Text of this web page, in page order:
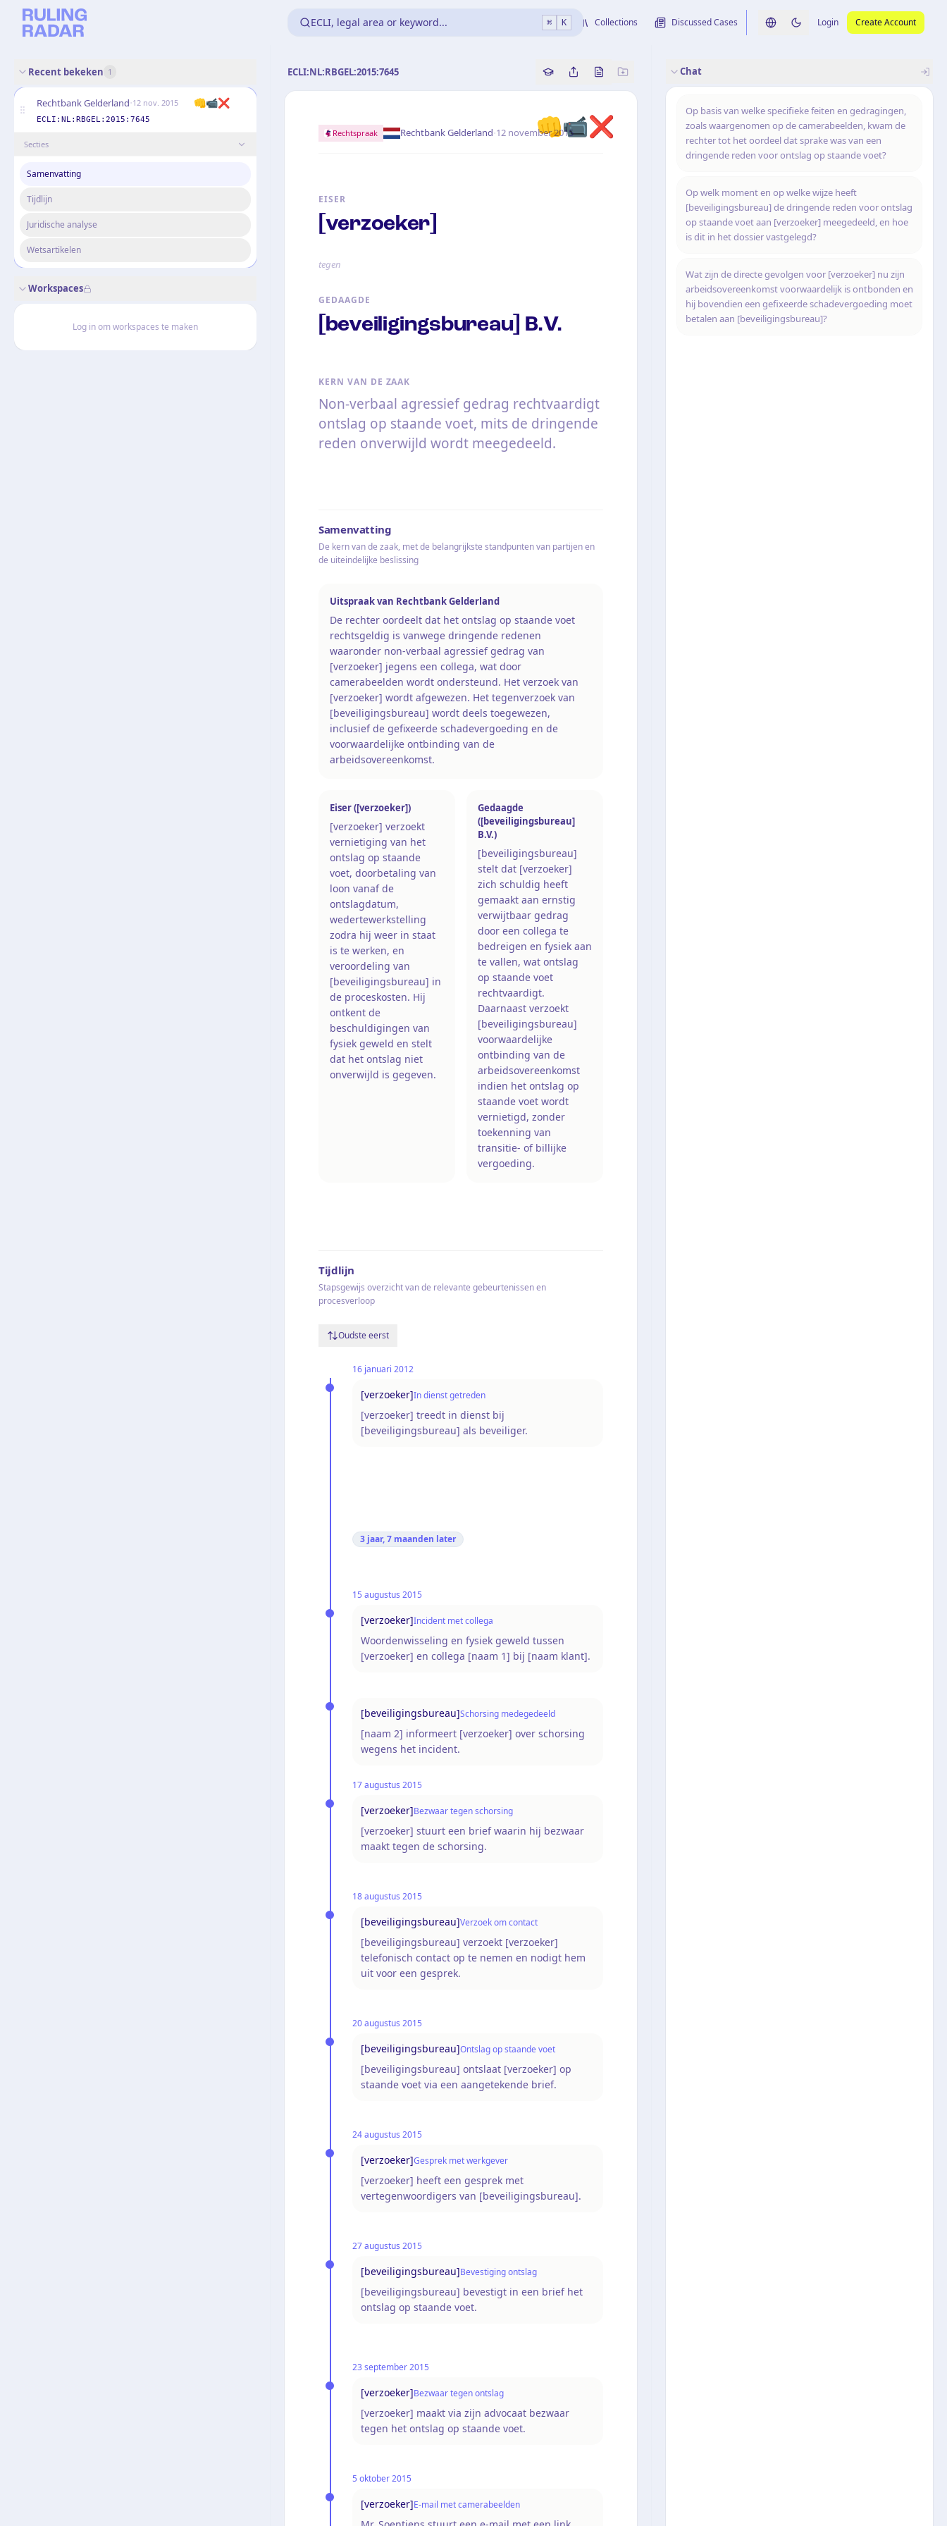
ECLI, legal area or keyword... ⌘ K Collections Discussed Cases Switch language
Switch to dark theme
Login Create Account
Recent bekeken 1
Rechtbank Gelderland·12 nov. 2015 👊📹❌
ECLI:NL:RBGEL:2015:7645
Secties
Samenvatting
Tijdlijn
Juridische analyse
Wetsartikelen
Workspaces
Log in om workspaces te maken
ECLI:NL:RBGEL:2015:7645 Copy source reference
Share this analysis
Bekijk originele uitspraak
👊📹❌
Rechtspraak Rechtbank Gelderland·12 november 2015
EISER
[verzoeker]
tegen
GEDAAGDE
[beveiligingsbureau] B.V.
KERN VAN DE ZAAK
Non-verbaal agressief gedrag rechtvaardigt
ontslag op staande voet, mits de dringende
reden onverwijld wordt meegedeeld.
Samenvatting
De kern van de zaak, met de belangrijkste standpunten van partijen en
de uiteindelijke beslissing
Uitspraak van Rechtbank Gelderland
De rechter oordeelt dat het ontslag op staande voet
rechtsgeldig is vanwege dringende redenen
waaronder non-verbaal agressief gedrag van
[verzoeker] jegens een collega, wat door
camerabeelden wordt ondersteund. Het verzoek van
[verzoeker] wordt afgewezen. Het tegenverzoek van
[beveiligingsbureau] wordt deels toegewezen,
inclusief de gefixeerde schadevergoeding en de
voorwaardelijke ontbinding van de
arbeidsovereenkomst.
Eiser ([verzoeker])
[verzoeker] verzoekt
vernietiging van het
ontslag op staande
voet, doorbetaling van
loon vanaf de
ontslagdatum,
wedertewerkstelling
zodra hij weer in staat
is te werken, en
veroordeling van
[beveiligingsbureau] in
de proceskosten. Hij
ontkent de
beschuldigingen van
fysiek geweld en stelt
dat het ontslag niet
onverwijld is gegeven.
Gedaagde
([beveiligingsbureau]
B.V.)
[beveiligingsbureau]
stelt dat [verzoeker]
zich schuldig heeft
gemaakt aan ernstig
verwijtbaar gedrag
door een collega te
bedreigen en fysiek aan
te vallen, wat ontslag
op staande voet
rechtvaardigt.
Daarnaast verzoekt
[beveiligingsbureau]
voorwaardelijke
ontbinding van de
arbeidsovereenkomst
indien het ontslag op
staande voet wordt
vernietigd, zonder
toekenning van
transitie- of billijke
vergoeding.
Tijdlijn
Stapsgewijs overzicht van de relevante gebeurtenissen en
procesverloop
Oudste eerst
16 januari 2012
[verzoeker]In dienst getreden
[verzoeker] treedt in dienst bij
[beveiligingsbureau] als beveiliger.
3 jaar, 7 maanden later
15 augustus 2015
[verzoeker]Incident met collega
Woordenwisseling en fysiek geweld tussen
[verzoeker] en collega [naam 1] bij [naam klant].
[beveiligingsbureau]Schorsing medegedeeld
[naam 2] informeert [verzoeker] over schorsing
wegens het incident.
17 augustus 2015
[verzoeker]Bezwaar tegen schorsing
[verzoeker] stuurt een brief waarin hij bezwaar
maakt tegen de schorsing.
18 augustus 2015
[beveiligingsbureau]Verzoek om contact
[beveiligingsbureau] verzoekt [verzoeker]
telefonisch contact op te nemen en nodigt hem
uit voor een gesprek.
20 augustus 2015
[beveiligingsbureau]Ontslag op staande voet
[beveiligingsbureau] ontslaat [verzoeker] op
staande voet via een aangetekende brief.
24 augustus 2015
[verzoeker]Gesprek met werkgever
[verzoeker] heeft een gesprek met
vertegenwoordigers van [beveiligingsbureau].
27 augustus 2015
[beveiligingsbureau]Bevestiging ontslag
[beveiligingsbureau] bevestigt in een brief het
ontslag op staande voet.
23 september 2015
[verzoeker]Bezwaar tegen ontslag
[verzoeker] maakt via zijn advocaat bezwaar
tegen het ontslag op staande voet.
5 oktober 2015
[verzoeker]E-mail met camerabeelden
Chat
Op basis van welke specifieke feiten en gedragingen,
zoals waargenomen op de camerabeelden, kwam de
rechter tot het oordeel dat sprake was van een
dringende reden voor ontslag op staande voet?
Op welk moment en op welke wijze heeft
[beveiligingsbureau] de dringende reden voor ontslag
op staande voet aan [verzoeker] meegedeeld, en hoe
is dit in het dossier vastgelegd?
Wat zijn de directe gevolgen voor [verzoeker] nu zijn
arbeidsovereenkomst voorwaardelijk is ontbonden en
hij bovendien een gefixeerde schadevergoeding moet
betalen aan [beveiligingsbureau]?